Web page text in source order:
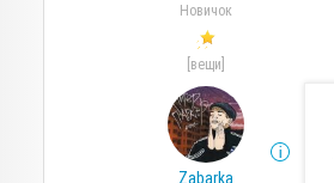
Новичок
[вещи]
Zabarka